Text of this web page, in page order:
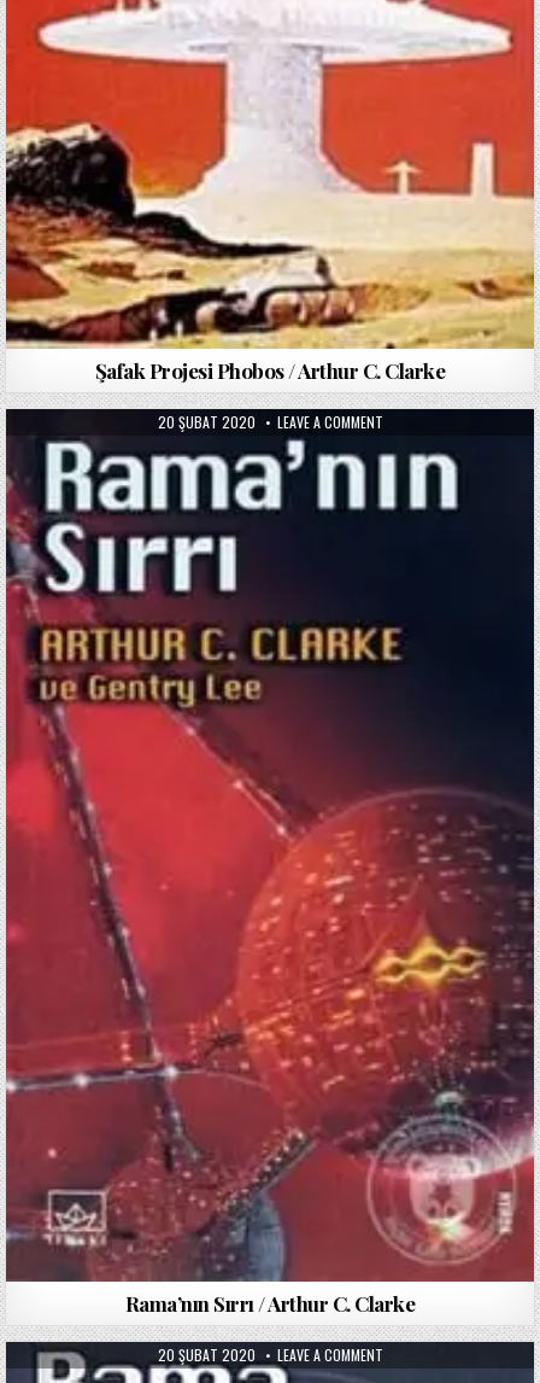
Şafak Projesi Phobos / Arthur C. Clarke
PUBLISHED
DATE:
20 ŞUBAT 2020 LEAVE A COMMENTON
SIRRI
/
CLARKE
Rama’nın Sırrı / Arthur C. Clarke
PUBLISHED
DATE:
20 ŞUBAT 2020 LEAVE A COMMENTON
RAMA